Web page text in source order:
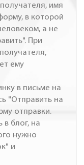
имя
в которой
а не
При
ему
в письме на
"Отправить на
отправки.
в блог, на
нужно
и